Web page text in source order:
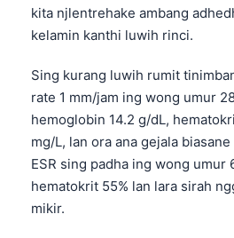
kita njlentrehake ambang
kelamin kanthi luwih rinci.
Sing kurang luwih rumit
rate 1 mm/jam ing wong umur
hemoglobin 14.2 g/dL,
mg/L, lan ora ana gejala
ESR sing padha ing wong umur
hematokrit 55% lan lara sirah
mikir.